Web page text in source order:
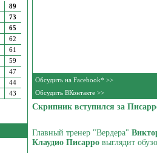
89
73
65
62
61
59
47
44
43
Обсудить на Facebook* >>
Обсудить ВКонтакте >>
Скрипник вступился за
Главный тренер "Вердера"
Клаудио Писарро выглядит